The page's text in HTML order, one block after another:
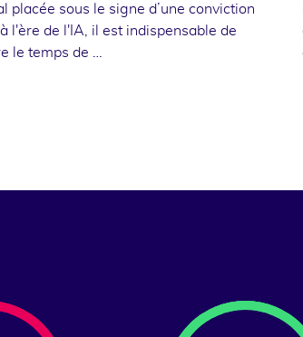
placée sous le signe d’une conviction
l'ère de l'IA, il est indispensable de
le temps de …